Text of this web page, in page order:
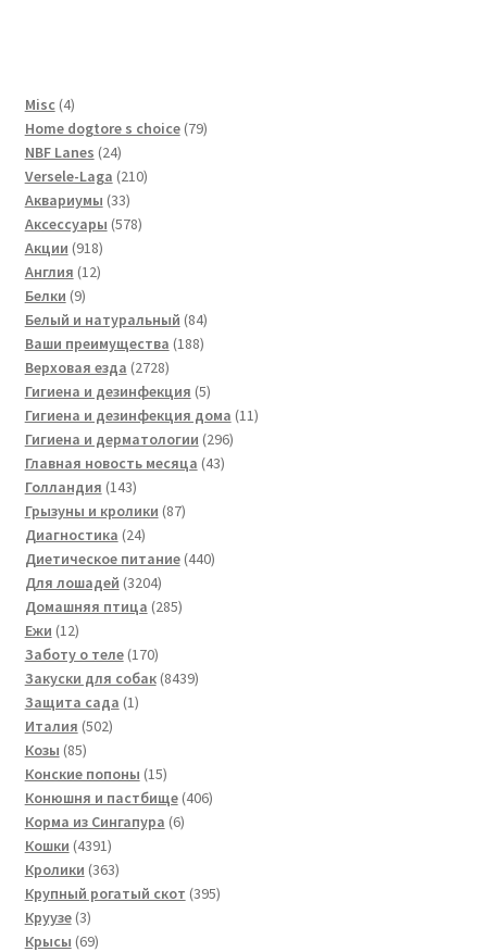
Misc 44
товара
Home dogtore s choice 7979
NBF Lanes 2424
товара
Versele-Laga 210210
Аквариумы 3333
товара
Аксессуары 578578
Акции 918918
товаров
Англия 1212
Белки 99
товаров
Белый и натуральный 8484
товара
Ваши преимущества 188188
Верховая езда 27282728
товаров
Гигиена и дезинфекция 55
товаров
Гигиена и дезинфекция дома 1111
Гигиена и дерматологии 296296
Главная новость месяца 4343
Голландия 143143
товара
Грызуны и кролики 8787
Диагностика 2424
товара
Диетическое питание 440440
Для лошадей 32043204
товара
Домашняя птица 285285
Ежи 1212
товаров
Заботу о теле 170170
товаров
Закуски для собак 84398439
Защита сада 11
Италия 502502
Козы 8585
товаров
Конские попоны 1515
товаров
Конюшня и пастбище 406406
Корма из Сингапура 66
Кошки 43914391
товар
Кролики 363363
товара
Крупный рогатый скот 395395
Круузе 33
товара
Крысы 6969